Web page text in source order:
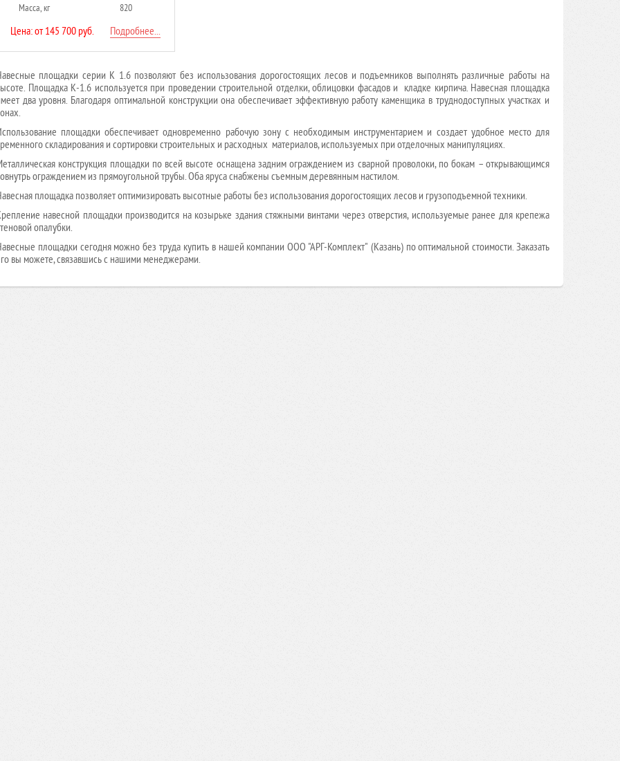
Масса, кг
820
Цена: от 145 700 руб. Подробнее...
площадки серии К 1.6 позволяют без использования дорогостоящих лесов и подъемников выполнять различные работы на
Площадка К-1.6 используется при проведении строительной отделки, облицовки фасадов и кладке кирпича. Навесная площадка
два уровня. Благодаря оптимальной конструкции она обеспечивает эффективную работу каменщика в труднодоступных участках и
площадки обеспечивает одновременно рабочую зону с необходимым инструментарием и создает удобное место для
складирования и сортировки строительных и расходных материалов, используемых при отделочных манипуляциях.
конструкция площадки по всей высоте оснащена задним ограждением из сварной проволоки, по бокам – открывающимся
ограждением из прямоугольной трубы. Оба яруса снабжены съемным деревянным настилом.
площадка позволяет оптимизировать высотные работы без использования дорогостоящих лесов и грузоподъемной техники.
навесной площадки производится на козырьке здания стяжными винтами через отверстия, используемые ранее для крепежа
опалубки.
площадки сегодня можно без труда купить в нашей компании ООО "АРГ-Комплект" (Казань)по оптимальной стоимости. Заказать
вы можете, связавшись с нашими менеджерами.